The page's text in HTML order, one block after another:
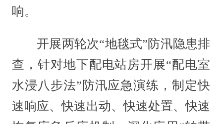
响。
开展两轮次“地毯式”防汛隐患排
查，针对地下配电站房开展“配电室
水浸八步法”防汛应急演练，制定快
速响应、快速出动、快速处置、快速